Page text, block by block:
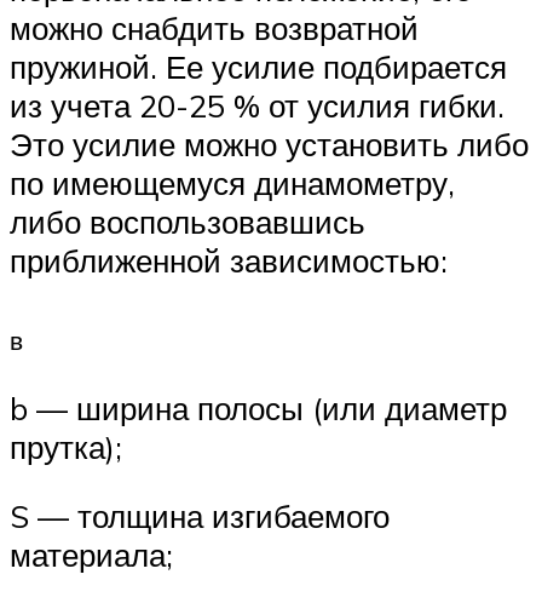
можно снабдить возвратной
пружиной. Ее усилие подбирается
из учета 20-25 % от усилия гибки.
Это усилие можно установить либо
по имеющемуся динамометру,
либо воспользовавшись
приближенной зависимостью:
в
b — ширина полосы (или диаметр
прутка);
S — толщина изгибаемого
материала;